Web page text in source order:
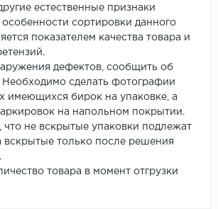
естественные признаки
сортировки данного
показателем качества товара и
дефектов, сообщить об
Необходимо сделать фотографии
имеющихся бирок на упаковке, а
на напольном покрытии.
что не вскрытые упаковки подлежат
вскрытые только после решения
товара в момент отгрузки